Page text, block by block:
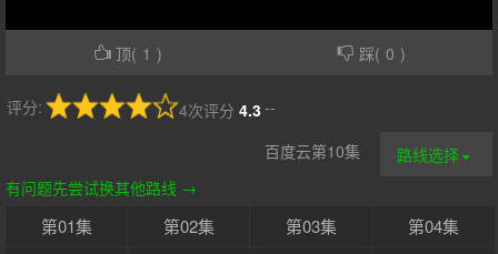
顶( 1 ) 踩( 0 )
评分: 4.3
4次评分 --
路线选择
百度云第10集
有问题先尝试换其他路线 →
第01集 第02集 第03集
第04集